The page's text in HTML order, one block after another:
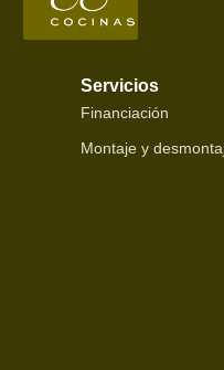
Servicios
Financiación
Montaje y